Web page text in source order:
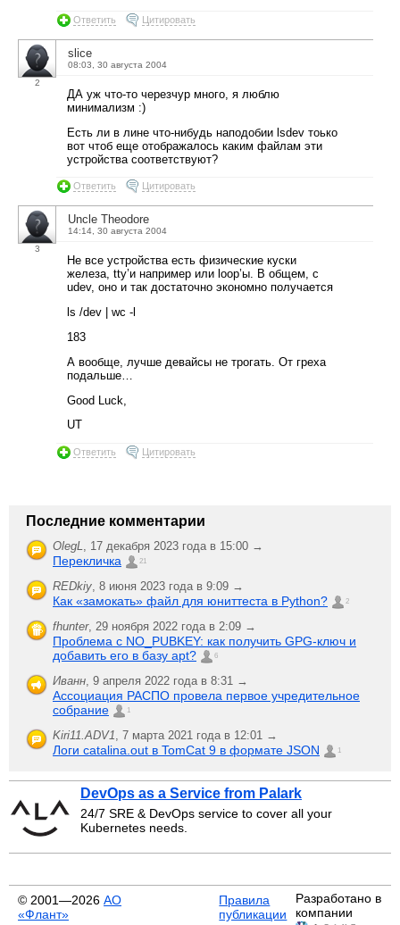
Ответить Цитировать
2
slice
08:03, 30 августа 2004
ДА уж что-то черезчур много, я люблю
минимализм :)
Есть ли в лине что-нибудь наподобии lsdev тоько
вот чтоб еще отображалось каким файлам эти
устройства соответствуют?
Ответить Цитировать
3
Uncle Theodore
14:14, 30 августа 2004
Не все устройства есть физические куски
железа, tty’и например или loop’ы. В общем, с
udev, оно и так достаточно экономно получается
ls /dev | wc -l
183
А вообще, лучше девайсы не трогать. От греха
подальше…
Good Luck,
UT
Ответить Цитировать
Последние комментарии
OlegL, 17 декабря 2023 года в 15:00 →
Перекличка 21
REDkiy, 8 июня 2023 года в 9:09 →
Как «замокать» файл для юниттеста в Python? 2
fhunter, 29 ноября 2022 года в 2:09 →
Проблема с NO_PUBKEY: как получить GPG-ключ и
добавить его в базу apt?
6
Иванн, 9 апреля 2022 года в 8:31 →
Ассоциация РАСПО провела первое учредительное
собрание
1
Kiri11.ADV1, 7 марта 2021 года в 12:01 →
Логи catalina.out в TomCat 9 в формате JSON 1
DevOps as a Service from Palark
24/7 SRE & DevOps service to cover all your
Kubernetes needs.
© 2001—2026 АО
«Флант»
Правила
публикации
Разработано в
компании